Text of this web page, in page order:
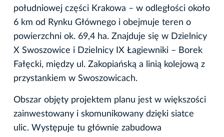
południowej części Krakowa – w odległości około
6 km od Rynku Głównego i obejmuje teren o
powierzchni ok. 69,4 ha. Znajduje się w Dzielnicy
X Swoszowice i Dzielnicy IX Łagiewniki – Borek
Fałęcki, między ul. Zakopiańską a linią kolejową z
przystankiem w Swoszowicach.
Obszar objęty projektem planu jest w większości
zainwestowany i skomunikowany dzięki siatce
ulic. Występuje tu głównie zabudowa